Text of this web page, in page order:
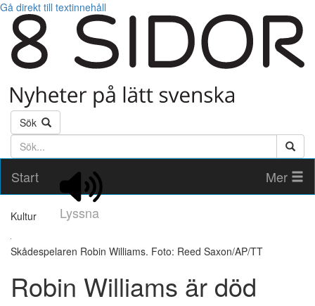
Gå direkt till textinnehåll
Sök
Söktext
Start
Lyssna
Mer
Kultur
Skådespelaren Robin Williams. Foto: Reed Saxon/AP/TT
Robin Williams är död